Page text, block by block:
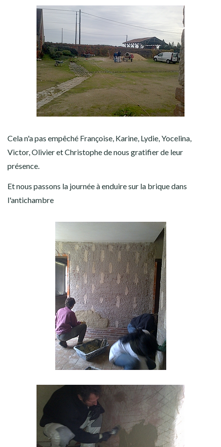
Cela n'a pas empêché Françoise, Karine, Lydie, Yocelina,
Victor, Olivier et Christophe de nous gratifier de leur
présence.
Et nous passons la journée à enduire sur la brique dans
l'antichambre